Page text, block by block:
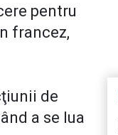
pentru
francez,
de
a se lua